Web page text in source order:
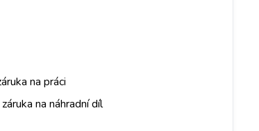
na práci
na náhradní díl